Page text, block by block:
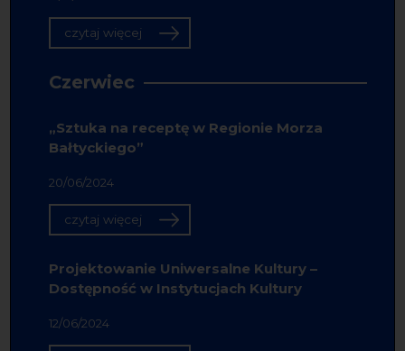
czytaj więcej
Czerwiec
„Sztuka na receptę w Regionie Morza
Bałtyckiego”
20/06/2024
czytaj więcej
Projektowanie Uniwersalne Kultury –
Dostępność w Instytucjach Kultury
12/06/2024